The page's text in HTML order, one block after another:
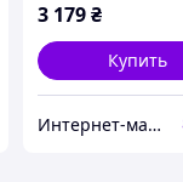
3 179₴
Купить
Интернет-магазин "Sweet Home"